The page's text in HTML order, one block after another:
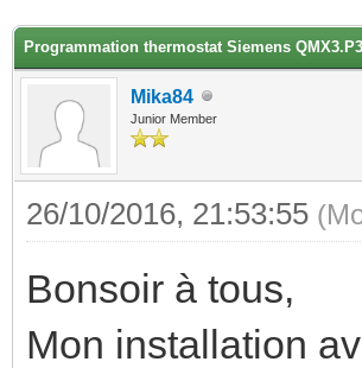
Programmation thermostat Siemens
Mika84
Junior Member
26/10/2016, 21:53:55
Bonsoir à tous,
Mon installation